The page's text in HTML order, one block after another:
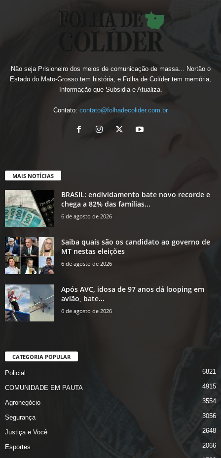
Não seja Prisioneiro dos meios de comunicação de massa... Nortão o
Estado do Mato-Grosso tem história, e Folha de Colíder tem memória,
Informação que Subsidia e Atualiza.
Contato: contato@folhadecolider.com.br
MAIS NOTÍCIAS
BRASIL: endividamento bate novo recorde e
chega a 82% das famílias...
6 de agosto de 2026
Saiba quais são os candidato ao governo de
MT nestas eleições
6 de agosto de 2026
Após AVC, idosa de 97 anos dá looping em
avião, bate...
6 de agosto de 2026
CATEGORIA POPULAR
Policial 6821
COMUNIDADE EM PAUTA 4915
Agronegócio 3554
Segurança 3056
Justiça e Você 2648
Esportes 2066